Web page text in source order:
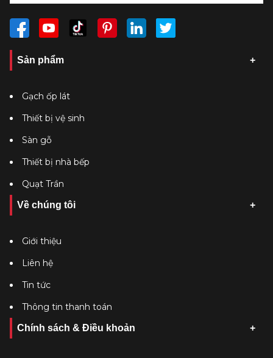
Sản phẩm
Gạch ốp lát
Thiết bị vệ sinh
Sàn gỗ
Thiết bị nhà bếp
Quạt Trần
Về chúng tôi
Giới thiệu
Liên hệ
Tin tức
Thông tin thanh toán
Chính sách & Điều khoản